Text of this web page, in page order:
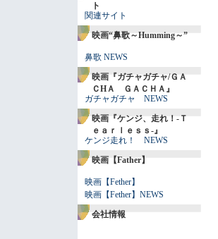
ト
関連サイト
映画“鼻歌～Humming～”
鼻歌 NEWS
映画『ガチャガチャ/ＧＡ
ＣHＡ ＧＡＣＨＡ』
ガチャガチャ NEWS
映画『ケンジ、走れ！-Ｔ
ｅａｒｌｅｓｓ-』
ケンジ走れ！ NEWS
映画【Father】
映画【Fether】
映画【Fether】NEWS
会社情報